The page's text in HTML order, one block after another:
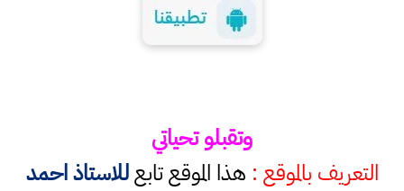
وتقبلو تحياتي
التعريف بالموقع : هذا الموقع تابعللاستاذ احمد